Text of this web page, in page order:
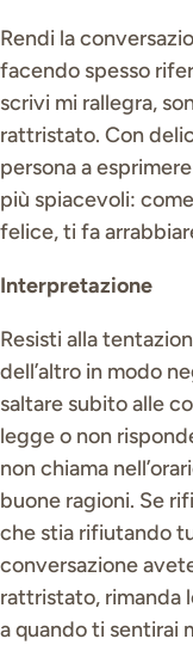
Rendi la
facendo spesso
scrivi mi rallegra,
rattristato. Con
persona a
più spiacevoli:
felice, ti fa
Interpretazione
Resisti alla
dell’altro in modo
saltare subito alle
legge o non
non chiama
buone ragioni. Se
che stia rifiutando
conversazione
rattristato, rimanda
a quando ti sentirai